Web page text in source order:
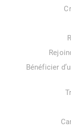
Bénéficier